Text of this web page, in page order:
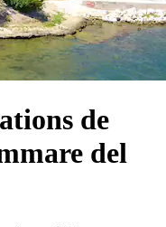
de
del